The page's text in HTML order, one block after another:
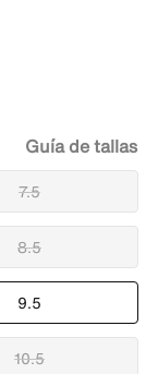
7.5
8.5
9.5
10.5
Guía de tallas